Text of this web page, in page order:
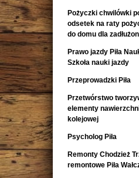
Pożyczki chwilówki
odsetek na raty
do domu dla
Prawo jazdy Piła
Szkoła nauki jazdy
Przeprowadzki Piła
Przetwórstwo
elementy
kolejowej
Psycholog Piła
Remonty Chodzież
remontowe Piła